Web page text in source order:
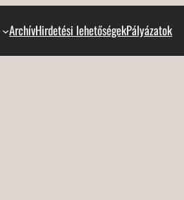
ArchívHirdetési lehetőségekPályázatok